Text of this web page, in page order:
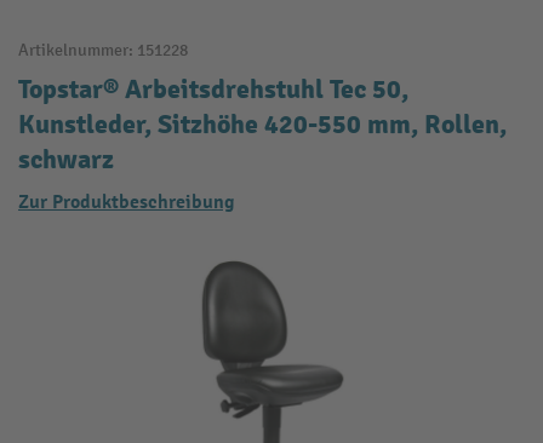
Artikelnummer: 151228
Topstar® Arbeitsdrehstuhl Tec 50,
Kunstleder, Sitzhöhe 420-550 mm, Rollen,
schwarz
Zur Produktbeschreibung